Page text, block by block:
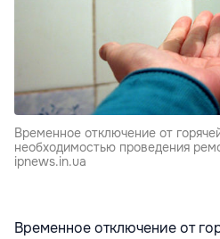
Временное отключение от
необходимостью проведения
ipnews.in.ua
Временное отключение от